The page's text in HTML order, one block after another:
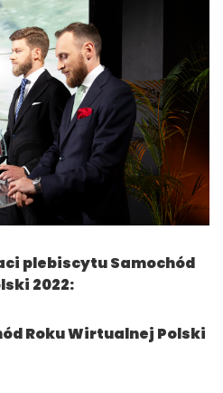
plebiscytu Samochód
2022:
Roku Wirtualnej Polski